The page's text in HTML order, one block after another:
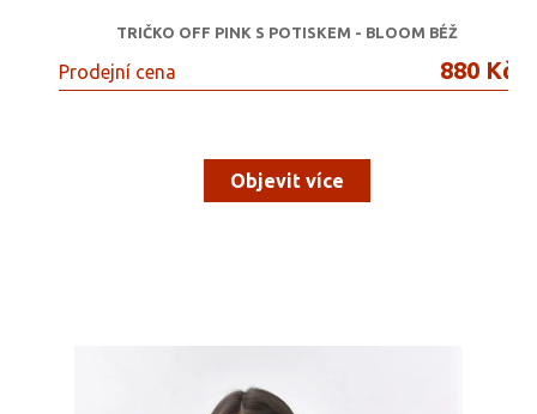
TRIČKO OFF PINK S POTISKEM - BLOOM BÉŽ
Prodejní cena 880 Kč
Objevit více